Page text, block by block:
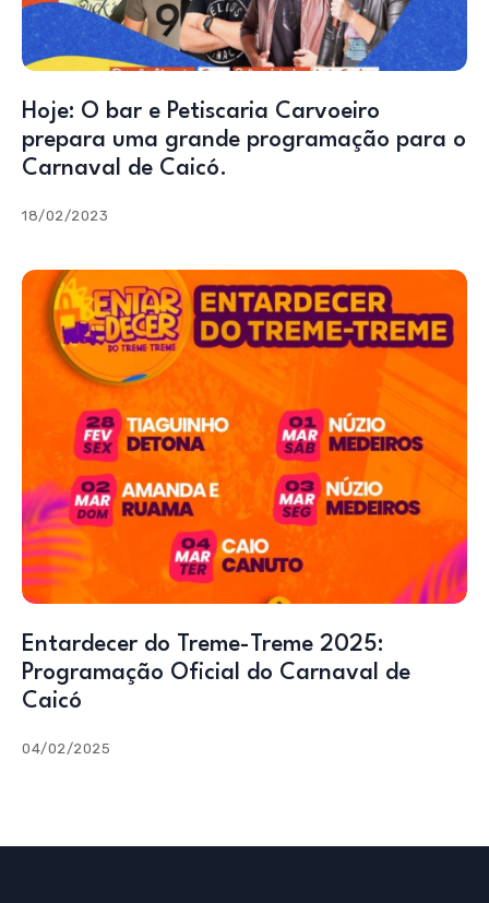
Hoje: O bar e Petiscaria Carvoeiro
prepara uma grande programação para o
Carnaval de Caicó.
18/02/2023
Entardecer do Treme-Treme 2025:
Programação Oficial do Carnaval de
Caicó
04/02/2025